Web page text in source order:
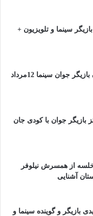
سینما و تلویزیون +
درگذشت مریم همتیان بازیگر جوان سینما 12مرداد
بازیگر جوان با کودی جان
از همسرش نیلوفر
آشنایی
بازیگر و گوینده سینما و